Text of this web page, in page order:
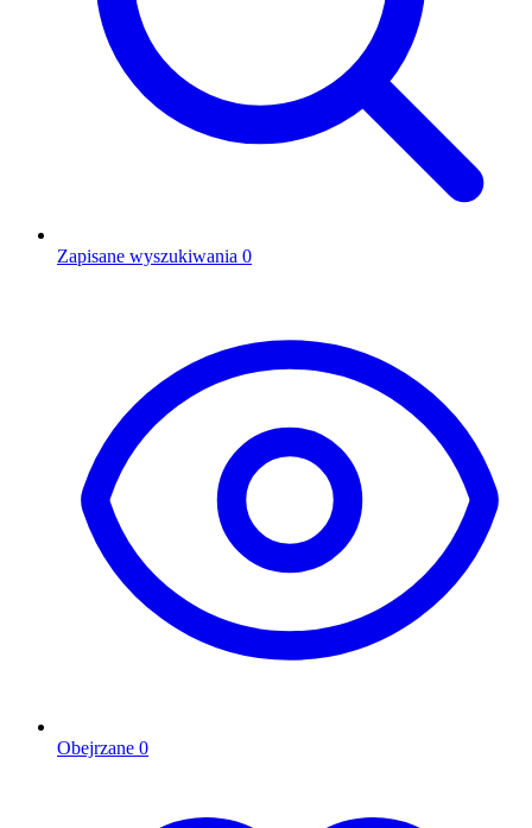
Zapisane wyszukiwania 0
Obejrzane 0